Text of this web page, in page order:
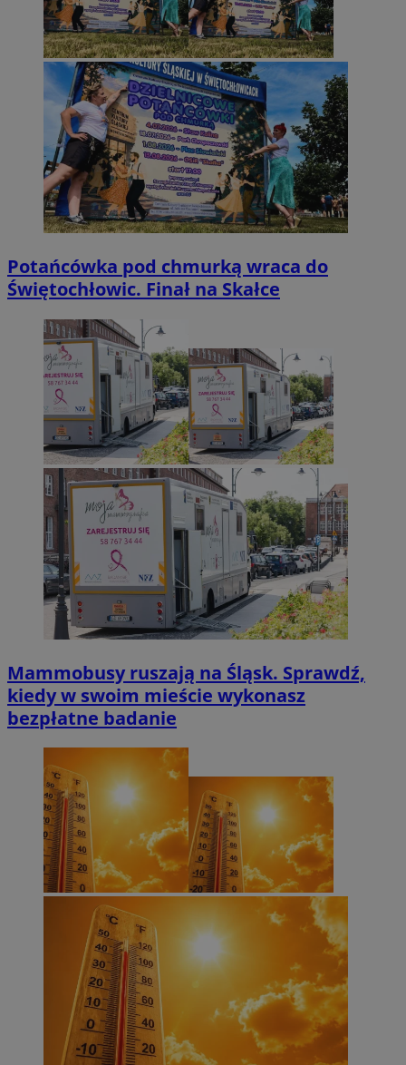
Potańcówka pod chmurką wraca do
Świętochłowic. Finał na Skałce
Mammobusy ruszają na Śląsk. Sprawdź,
kiedy w swoim mieście wykonasz
bezpłatne badanie